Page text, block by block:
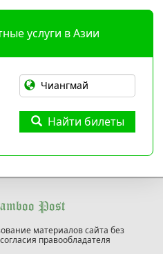
услуги в Азии
Найти билеты
Post
материалов сайта без
правообладателя